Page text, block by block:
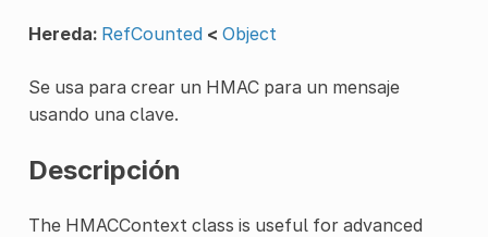
Hereda: RefCounted < Object
Se usa para crear un HMAC para un mensaje
usando una clave.
Descripción
The HMACContext class is useful for advanced